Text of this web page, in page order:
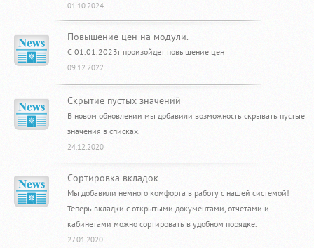
01.10.2024
Повышение цен на модули.
С 01.01.2023г произойдет повышение цен
09.12.2022
Скрытие пустых значений
В новом обновлении мы добавили возможность скрывать пустые
значения в списках.
24.12.2020
Сортировка вкладок
Мы добавили немного комфорта в работу с нашей системой!
Теперь вкладки с открытыми документами, отчетами и
кабинетами можно сортировать в удобном порядке.
27.01.2020